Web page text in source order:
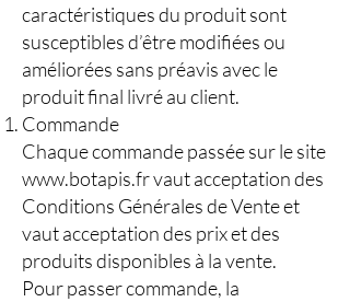
caractéristiques du produit sont
susceptibles d’être modifiées ou
améliorées sans préavis avec le
produit final livré au client.
Commande
Chaque commande passée sur le site
www.botapis.frvaut acceptation des
Conditions Générales de Vente et
vaut acceptation des prix et des
produits disponibles à la vente.
Pour passer commande, la